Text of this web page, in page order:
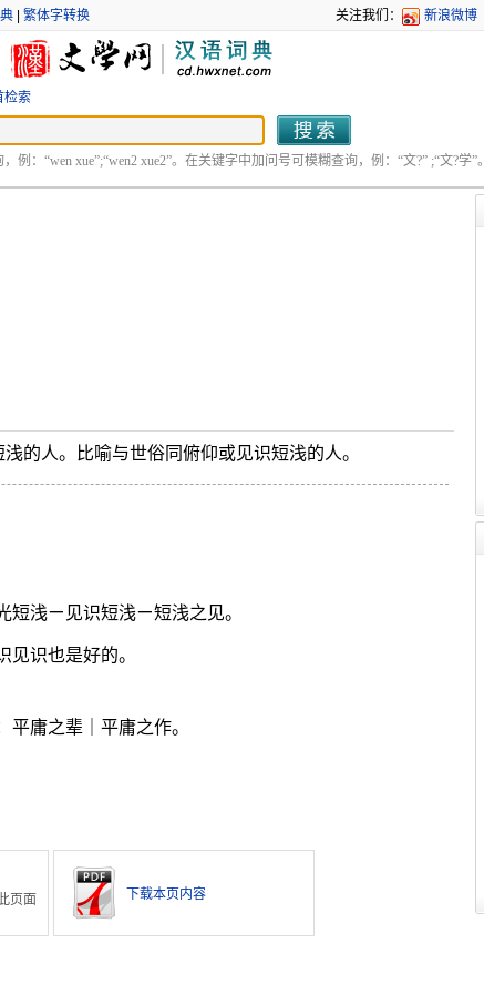
| 繁体字转换 关注我们： 新浪微博
检索
例：“wen xue”;“wen2 xue2”。在关键字中加问号可模糊查询，例：“文?” ;“文?学”。
的人。比喻与世俗同俯仰或见识短浅的人。
短浅ㄧ见识短浅ㄧ短浅之见。
识也是好的。
庸之辈｜平庸之作。
页面
下载本页内容